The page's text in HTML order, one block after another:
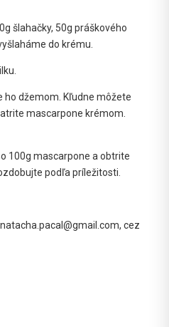
šlahačky, 50g práškového
do krému.
ho džemom. Kľudne môžete
mascarpone krémom.
100g mascarpone a obtrite
podľa príležitosti.
cez